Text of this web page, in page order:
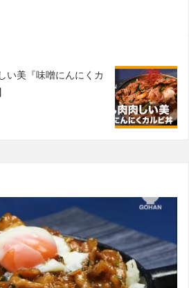
い美『味噌にんにくカ